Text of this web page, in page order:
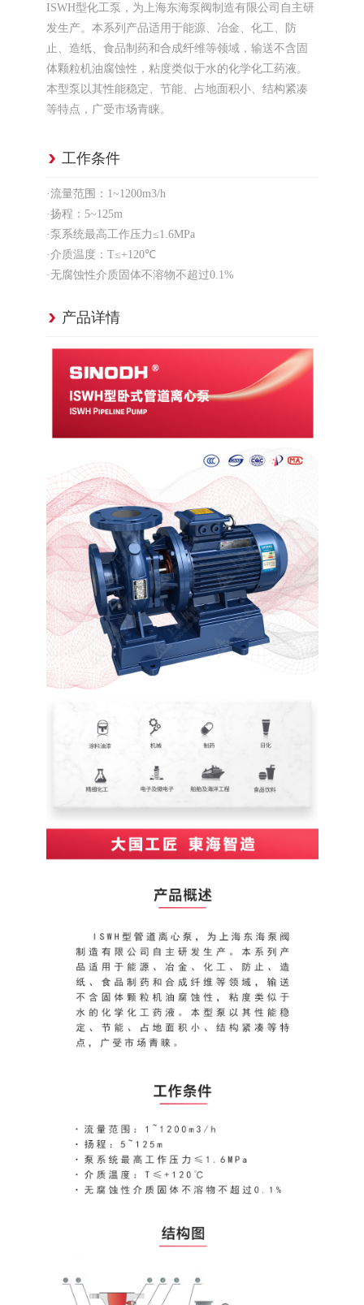
ISWH型化工泵，为上海东海泵阀制造有限公司自主研
发生产。本系列产品适用于能源、冶金、化工、防
止、造纸、食品制药和合成纤维等领域，输送不含固
体颗粒机油腐蚀性，粘度类似于水的化学化工药液。
本型泵以其性能稳定、节能、占地面积小、结构紧凑
等特点，广受市场青睐。
工作条件
·流量范围：1~1200m3/h
·扬程：5~125m
·泵系统最高工作压力≤1.6MPa
·介质温度：T≤+120℃
·无腐蚀性介质固体不溶物不超过0.1%
产品详情